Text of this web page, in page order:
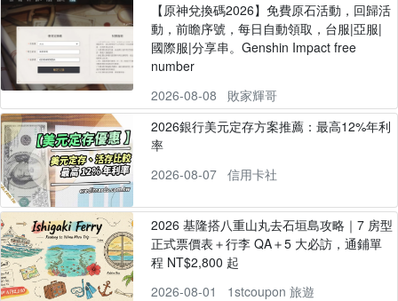
【原神兌換碼2026】免費原石活動，回歸活
動，前瞻序號，每日自動領取，台服|亞服|
國際服|分享串。Genshin Impact free
number
2026-08-08
敗家輝哥
2026銀行美元定存方案推薦：最高12%年利
率
2026-08-07
信用卡社
2026 基隆搭八重山丸去石垣島攻略｜7 房型
正式票價表＋行李 QA＋5 大必訪，通鋪單
程 NT$2,800 起
2026-08-01
1stcoupon 旅遊